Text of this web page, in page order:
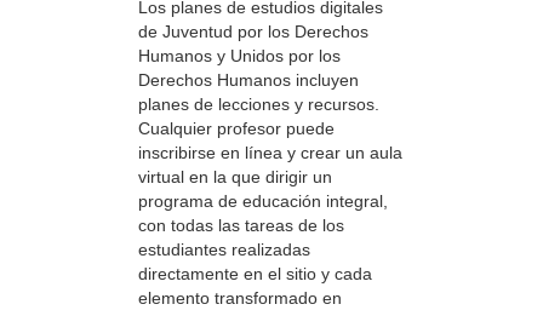
Los planes de estudios digitales
de Juventud por los Derechos
Humanos y Unidos por los
Derechos Humanos incluyen
planes de lecciones y recursos.
Cualquier profesor puede
inscribirse en línea y crear un aula
virtual en la que dirigir un
programa de educación integral,
con todas las tareas de los
estudiantes realizadas
directamente en el sitio y cada
elemento transformado en